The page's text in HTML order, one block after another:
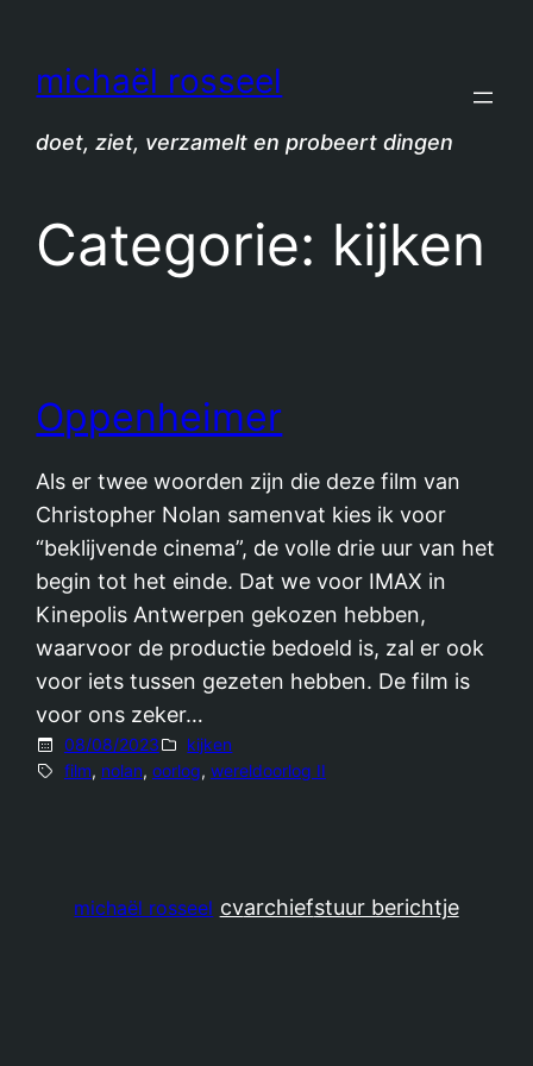
michaël rosseel
doet, ziet, verzamelt en probeert dingen
Categorie: kijken
Oppenheimer
Als er twee woorden zijn die deze film van
Christopher Nolan samenvat kies ik voor
“beklijvende cinema”, de volle drie uur van het
begin tot het einde. Dat we voor IMAX in
Kinepolis Antwerpen gekozen hebben,
waarvoor de productie bedoeld is, zal er ook
voor iets tussen gezeten hebben. De film is
voor ons zeker…
08/08/2023
kijken
film, nolan, oorlog, wereldoorlog II
michaël rosseel cvarchiefstuur berichtje